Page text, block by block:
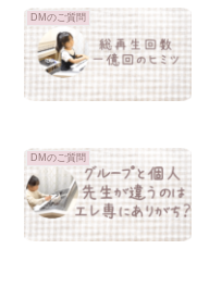
DMのご質問
DMのご質問